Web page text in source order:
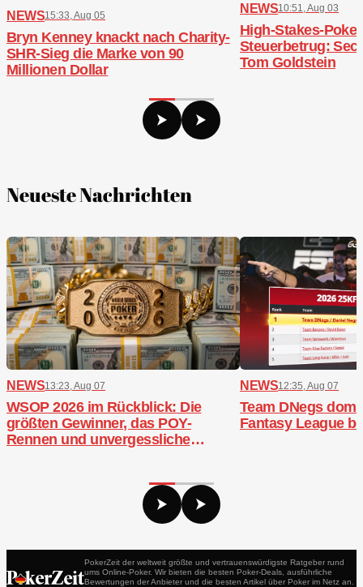
NEWS15:33, Aug 05
Bryn Kenney knackt nach Charity-
SHR-Sieg die Marke von 90
Millionen Dollar
NEWS10:51, Aug 03
High-Stakes-
Steuerbetrug:
Tom Goldstein
Neueste Nachrichten
NEWS13:23, Aug 07
WSOP 2026 im Rückblick: Die
größten Gewinner, das POY-
Rennen und unvergessliche
NEWS12:35, Aug 07
Team DNegs
Fantasy League
PokerZeit der weltweit größte und vertrauenswürdigste Ratgeber rund
ums Online-Poker. Wir bieten die besten Poker-Deals, ausführliche
Bewertungen der Anbieter und die besten Artikel über Poker im Netz an.